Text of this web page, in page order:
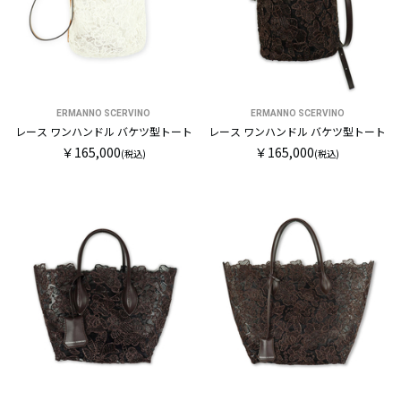
ERMANNO SCERVINO
レース ワンハンドル バケツ型トート
￥165,000(税込)
ERMANNO SCERVINO
レース ワンハンドル バケツ型トート
￥165,000(税込)